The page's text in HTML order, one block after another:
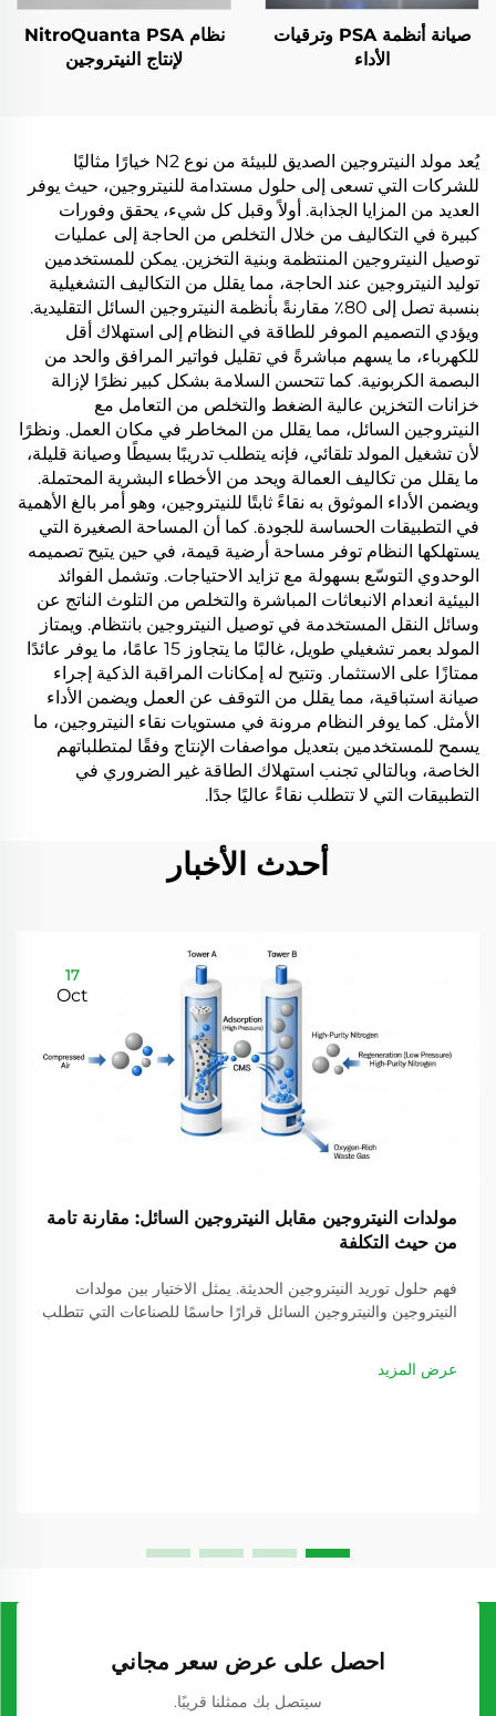
صيانة أنظمة PSA وترقيات
الأداء
نظام NitroQuanta PSA
لإنتاج النيتروجين
يُعد مولد النيتروجين الصديق للبيئة من نوع N2 خيارًا مثاليًا
للشركات التي تسعى إلى حلول مستدامة للنيتروجين، حيث يوفر
العديد من المزايا الجذابة. أولاً وقبل كل شيء، يحقق وفورات
كبيرة في التكاليف من خلال التخلص من الحاجة إلى عمليات
توصيل النيتروجين المنتظمة وبنية التخزين. يمكن للمستخدمين
توليد النيتروجين عند الحاجة، مما يقلل من التكاليف التشغيلية
بنسبة تصل إلى 80٪ مقارنةً بأنظمة النيتروجين السائل التقليدية.
ويؤدي التصميم الموفر للطاقة في النظام إلى استهلاك أقل
للكهرباء، ما يسهم مباشرةً في تقليل فواتير المرافق والحد من
البصمة الكربونية. كما تتحسن السلامة بشكل كبير نظرًا لإزالة
خزانات التخزين عالية الضغط والتخلص من التعامل مع
النيتروجين السائل، مما يقلل من المخاطر في مكان العمل. ونظرًا
لأن تشغيل المولد تلقائي، فإنه يتطلب تدريبًا بسيطًا وصيانة قليلة،
ما يقلل من تكاليف العمالة ويحد من الأخطاء البشرية المحتملة.
ويضمن الأداء الموثوق به نقاءً ثابتًا للنيتروجين، وهو أمر بالغ الأهمية
في التطبيقات الحساسة للجودة. كما أن المساحة الصغيرة التي
يستهلكها النظام توفر مساحة أرضية قيمة، في حين يتيح تصميمه
الوحدوي التوسّع بسهولة مع تزايد الاحتياجات. وتشمل الفوائد
البيئية انعدام الانبعاثات المباشرة والتخلص من التلوث الناتج عن
وسائل النقل المستخدمة في توصيل النيتروجين بانتظام. ويمتاز
المولد بعمر تشغيلي طويل، غالبًا ما يتجاوز 15 عامًا، ما يوفر عائدًا
ممتازًا على الاستثمار. وتتيح له إمكانات المراقبة الذكية إجراء
صيانة استباقية، مما يقلل من التوقف عن العمل ويضمن الأداء
الأمثل. كما يوفر النظام مرونة في مستويات نقاء النيتروجين، ما
يسمح للمستخدمين بتعديل مواصفات الإنتاج وفقًا لمتطلباتهم
الخاصة، وبالتالي تجنب استهلاك الطاقة غير الضروري في
التطبيقات التي لا تتطلب نقاءً عاليًا جدًا.
أحدث الأخبار
17
Oct
مولدات النيتروجين مقابل النيتروجين السائل: مقارنة تامة
من حيث التكلفة
فهم حلول توريد النيتروجين الحديثة. يمثل الاختيار بين مولدات
النيتروجين والنيتروجين السائل قرارًا حاسمًا للصناعات التي تتطلب
متزايد...
عرض المزيد
احصل على عرض سعر مجاني
سيتصل بك ممثلنا قريبًا.